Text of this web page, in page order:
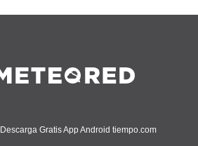
Descarga Gratis App Android tiempo.com